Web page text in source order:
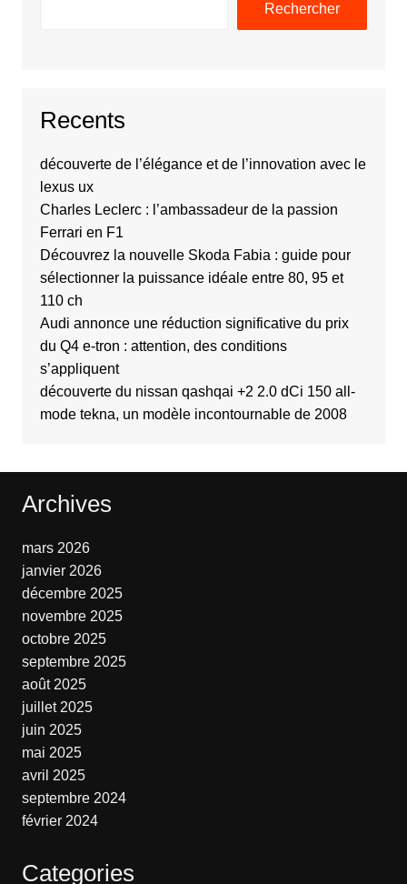
Rechercher
Recents
découverte de l’élégance et de l’innovation avec le
lexus ux
Charles Leclerc : l’ambassadeur de la passion
Ferrari en F1
Découvrez la nouvelle Skoda Fabia : guide pour
sélectionner la puissance idéale entre 80, 95 et
110 ch
Audi annonce une réduction significative du prix
du Q4 e-tron : attention, des conditions
s’appliquent
découverte du nissan qashqai +2 2.0 dCi 150 all-
mode tekna, un modèle incontournable de 2008
Archives
mars 2026
janvier 2026
décembre 2025
novembre 2025
octobre 2025
septembre 2025
août 2025
juillet 2025
juin 2025
mai 2025
avril 2025
septembre 2024
février 2024
Categories